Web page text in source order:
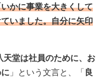
かに事業を大きくして
いました。自分に矢印
天堂は社員のために、お
」という文言と、「良